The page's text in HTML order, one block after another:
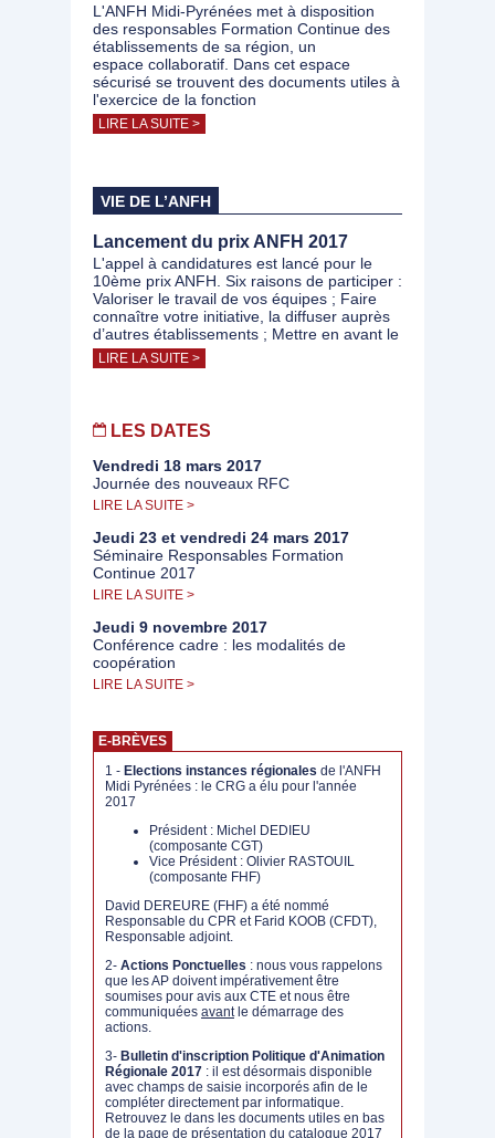
L'ANFH Midi-Pyrénées met à disposition
des responsables Formation Continue des
établissements de sa région, un
espace collaboratif. Dans cet espace
sécurisé se trouvent des documents utiles à
l'exercice de la fonction
LIRE LA SUITE >
VIE DE L’ANFH
Lancement du prix ANFH 2017
L'appel à candidatures est lancé pour le
10ème prix ANFH. Six raisons de participer :
Valoriser le travail de vos équipes ; Faire
connaître votre initiative, la diffuser auprès
d’autres établissements ; Mettre en avant le
LIRE LA SUITE >
LES DATES
Vendredi 18 mars 2017
Journée des nouveaux RFC
LIRE LA SUITE >
Jeudi 23 et vendredi 24 mars 2017
Séminaire Responsables Formation
Continue 2017
LIRE LA SUITE >
Jeudi 9 novembre 2017
Conférence cadre : les modalités de
coopération
LIRE LA SUITE >
E-BRÈVES
1 - Elections instances régionales de l'ANFH
Midi Pyrénées : le CRG a élu pour l'année
2017
Président : Michel DEDIEU
(composante CGT)
Vice Président : Olivier RASTOUIL
(composante FHF)
David DEREURE (FHF) a été nommé
Responsable du CPR et Farid KOOB (CFDT),
Responsable adjoint.
2- Actions Ponctuelles : nous vous rappelons
que les AP doivent impérativement être
soumises pour avis aux CTE et nous être
communiquées avantle démarrage des
actions.
3- Bulletin d'inscription Politique d'Animation
Régionale 2017 : il est désormais disponible
avec champs de saisie incorporés afin de le
compléter directement par informatique.
Retrouvez le dans les documents utiles en bas
de la page de présentation du catalogue 2017